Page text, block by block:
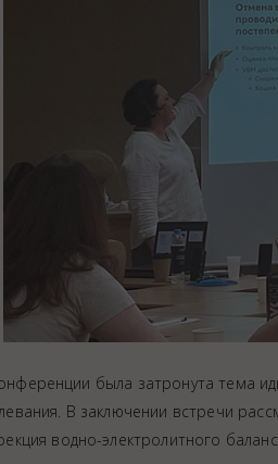
была затронута тема
В заключении встречи
водно-электролитного